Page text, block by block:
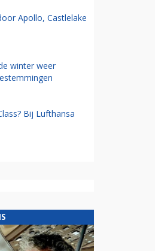
Apollo, Castlelake
winter weer
Bij Lufthansa